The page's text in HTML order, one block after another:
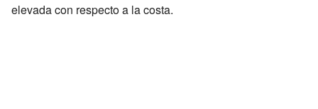
elevada con respecto a la costa.